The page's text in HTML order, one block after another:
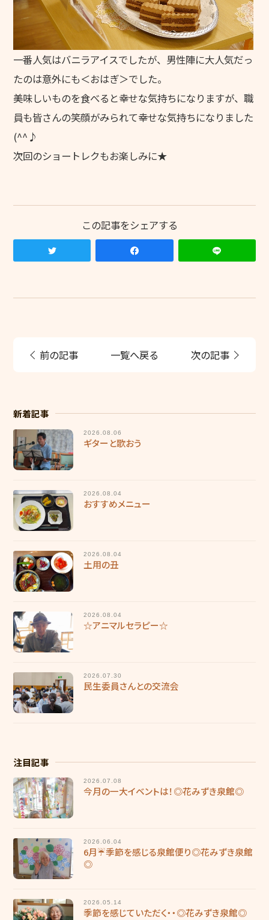
一番人気はバニラアイスでしたが、男性陣に大人気だっ
たのは意外にも＜おはぎ＞でした。
美味しいものを食べると幸せな気持ちになりますが、職
員も皆さんの笑顔がみられて幸せな気持ちになりました
(^^♪
次回のショートレクもお楽しみに★
前の記事 一覧へ戻る 次の記事
新着記事
2026.08.06
ギターと歌おう
2026.08.04
おすすめメニュー
2026.08.04
土用の丑
2026.08.04
☆アニマルセラピー☆
2026.07.30
民生委員さんとの交流会
注目記事
2026.07.08
今月の一大イベントは！◎花みずき泉館◎
2026.06.04
6月☔季節を感じる泉館便り◎花みずき泉館
◎
2026.05.14
季節を感じていただく・・◎花みずき泉館◎